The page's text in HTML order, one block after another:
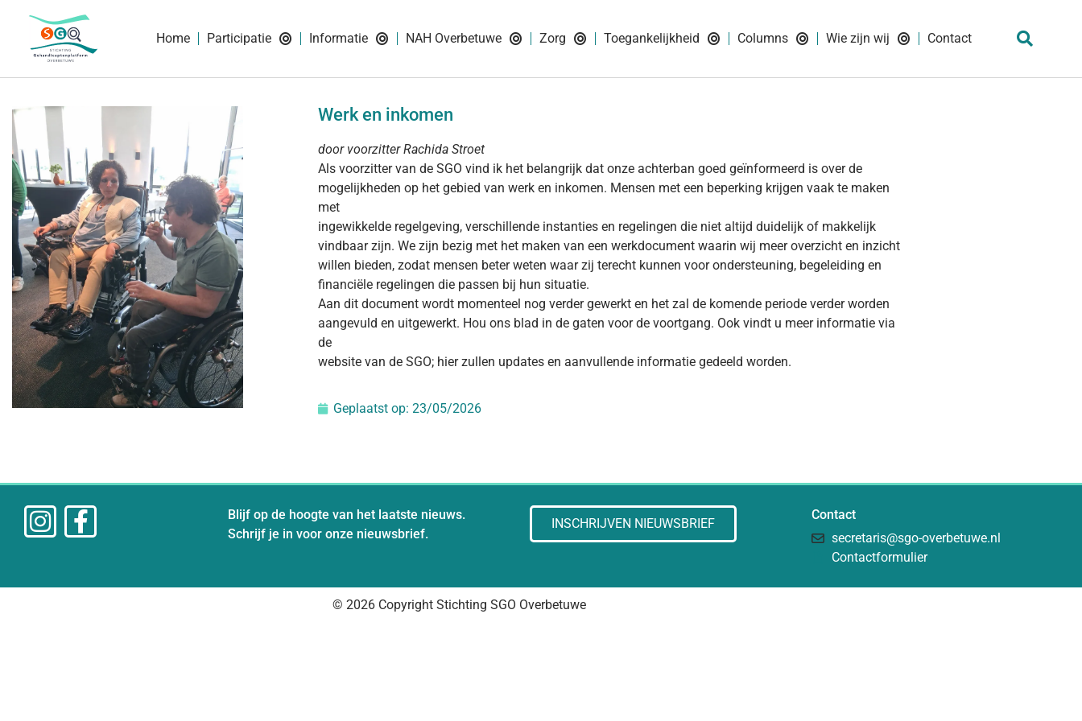
Home Participatie Informatie NAH Overbetuwe Zorg Toegankelijkheid Columns Wie zijn wij Contact
Werk en inkomen
door voorzitter Rachida Stroet
Als voorzitter van de SGO vind ik het belangrijk dat onze achterban goed geïnformeerd is over de
mogelijkheden op het gebied van werk en inkomen. Mensen met een beperking krijgen vaak te maken
met
ingewikkelde regelgeving, verschillende instanties en regelingen die niet altijd duidelijk of makkelijk
vindbaar zijn. We zijn bezig met het maken van een werkdocument waarin wij meer overzicht en inzicht
willen bieden, zodat mensen beter weten waar zij terecht kunnen voor ondersteuning, begeleiding en
financiële regelingen die passen bij hun situatie.
Aan dit document wordt momenteel nog verder gewerkt en het zal de komende periode verder worden
aangevuld en uitgewerkt. Hou ons blad in de gaten voor de voortgang. Ook vindt u meer informatie via
de
website van de SGO; hier zullen updates en aanvullende informatie gedeeld worden.
Geplaatst op: 23/05/2026
Blijf op de hoogte van het laatste nieuws.
Schrijf je in voor onze nieuwsbrief.
INSCHRIJVEN NIEUWSBRIEF
Contact
secretaris@sgo-overbetuwe.nl
Contactformulier
© 2026 Copyright Stichting SGO Overbetuwe